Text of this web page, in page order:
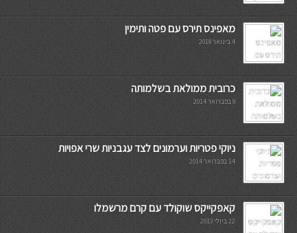
מאפינס תירס עם פטה ותימין
4 בינואר 2018
כרובית ממולאת בשלמותה
9 בפברואר 2014
ניוקי פטריות וערמונים לצד עגבניות שרי אפויות
14 בפברואר 2014
קאפקייקס שוקולד עם קרם מרשמלו
22 ביולי 2013